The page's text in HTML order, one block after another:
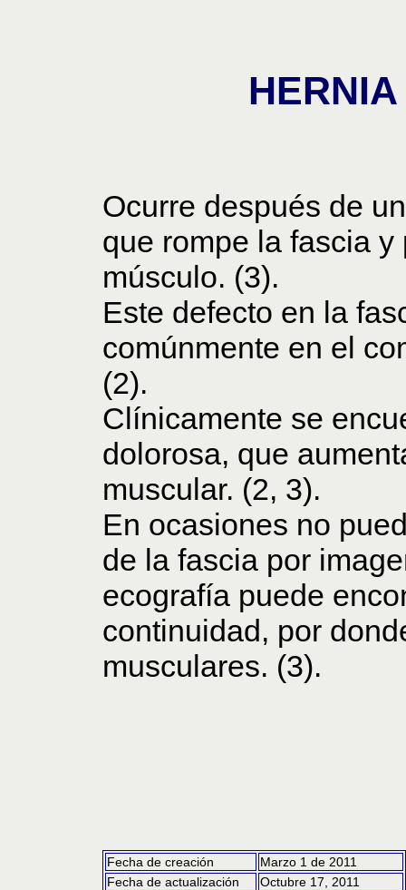
Ocurre después de
que rompe la fascia
músculo. (3).
Este defecto en la
comúnmente en el
(2).
Clínicamente se
dolorosa, que
muscular. (2, 3).
En ocasiones no
de la fascia por
ecografía puede
continuidad, por
musculares. (3).
Fecha de creación
Marzo 1 de 2011
Fecha de actualización
Octubre 17, 2011